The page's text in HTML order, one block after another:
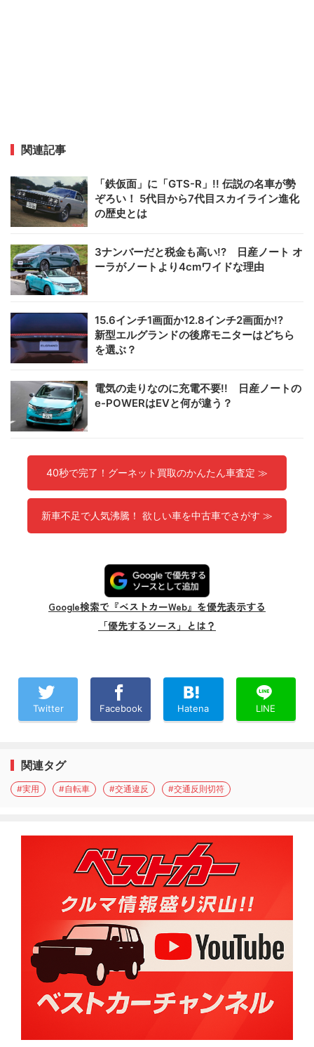
関連記事
「鉄仮面」に「GTS-R」!! 伝説の名車が勢
ぞろい！ 5代目から7代目スカイライン進化
の歴史とは
3ナンバーだと税金も高い!? 日産ノート オ
ーラがノートより4cmワイドな理由
15.6インチ1画面か12.8インチ2画面か!?
新型エルグランドの後席モニターはどちら
を選ぶ？
電気の走りなのに充電不要!! 日産ノートの
e-POWERはEVと何が違う？
40秒で完了！グーネット買取のかんたん車査定 ≫
新車不足で人気沸騰！ 欲しい車を中古車でさがす ≫
Google検索で『ベストカーWeb』を優先表示する
「優先するソース」とは？
Twitter Facebook Hatena LINE
関連タグ
#実用 #自転車 #交通違反 #交通反則切符